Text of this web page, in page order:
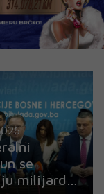
vrh kino-blagajni i
dolara zarade
Kinga u 21.
je sjajna od prve
stiže njegov
se
milijarde